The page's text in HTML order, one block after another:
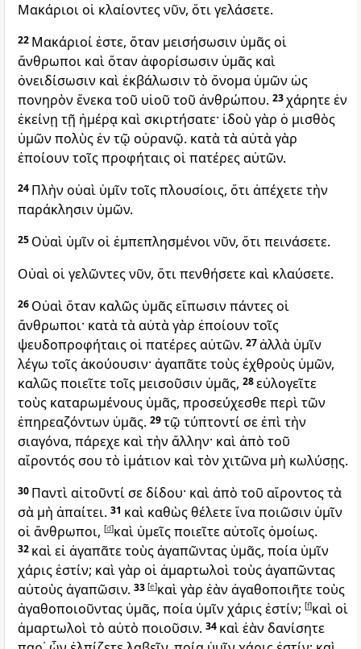
Μακάριοι οἱ κλαίοντες νῦν, ὅτι γελάσετε.
22 Μακάριοί ἐστε, ὅταν μεισήσωσιν ὑμᾶς οἱ
ἄνθρωποι καὶ ὅταν ἀφορίσωσιν ὑμᾶς καὶ
ὀνειδίσωσιν καὶ ἐκβάλωσιν τὸ ὄνομα ὑμῶν ὡς
πονηρὸν ἕνεκα τοῦ υἱοῦ τοῦ ἀνθρώπου. 23χάρητε ἐν
ἐκείνῃ τῇ ἡμέρᾳ καὶ σκιρτήσατε· ἰδοὺ γὰρ ὁ μισθὸς
ὑμῶν πολὺς ἐν τῷ οὐρανῷ. κατὰ τὰ αὐτὰ γὰρ
ἐποίουν τοῖς προφήταις οἱ πατέρες αὐτῶν.
24 Πλὴν οὐαὶ ὑμῖν τοῖς πλουσίοις, ὅτι ἀπέχετε τὴν
παράκλησιν ὑμῶν.
25 Οὐαὶ ὑμῖν οἱ ἐμπεπλησμένοι νῦν, ὅτι πεινάσετε.
Οὐαὶ οἱ γελῶντες νῦν, ὅτι πενθήσετε καὶ κλαύσετε.
26 Οὐαὶ ὅταν καλῶς ὑμᾶς εἴπωσιν πάντες οἱ
ἄνθρωποι· κατὰ τὰ αὐτὰ γὰρ ἐποίουν τοῖς
ψευδοπροφήταις οἱ πατέρες αὐτῶν. 27ἀλλὰ ὑμῖν
λέγω τοῖς ἀκούουσιν· ἀγαπᾶτε τοὺς ἐχθροὺς ὑμῶν,
καλῶς ποιεῖτε τοῖς μεισοῦσιν ὑμᾶς, 28εὐλογεῖτε
τοὺς καταρωμένους ὑμᾶς, προσεύχεσθε περὶ τῶν
ἐπηρεαζόντων ὑμᾶς. 29τῷ τύπτοντί σε ἐπὶ τὴν
σιαγόνα, πάρεχε καὶ τὴν ἄλλην· καὶ ἀπὸ τοῦ
αἴροντός σου τὸ ἱμάτιον καὶ τὸν χιτῶνα μὴ κωλύσῃς.
30 Παντὶ αἰτοῦντί σε δίδου· καὶ ἀπὸ τοῦ αἴροντος τὰ
σὰ μὴ ἀπαίτει. 31 καὶ καθὼς θέλετε ἵνα ποιῶσιν ὑμῖν
οἱ ἄνθρωποι, [d]καὶ ὑμεῖς ποιεῖτε αὐτοῖς ὁμοίως.
32 καὶ εἰ ἀγαπᾶτε τοὺς ἀγαπῶντας ὑμᾶς, ποία ὑμῖν
χάρις ἐστίν; καὶ γὰρ οἱ ἁμαρτωλοὶ τοὺς ἀγαπῶντας
αὐτοὺς ἀγαπῶσιν. 33 [e]καὶ γὰρ ἐὰν ἀγαθοποιῆτε τοὺς
ἀγαθοποιοῦντας ὑμᾶς, ποία ὑμῖν χάρις ἐστίν; [f]καὶ οἱ
ἁμαρτωλοὶ τὸ αὐτὸ ποιοῦσιν. 34 καὶ ἐὰν δανίσητε